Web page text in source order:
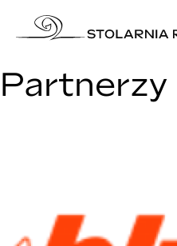
Partnerzy